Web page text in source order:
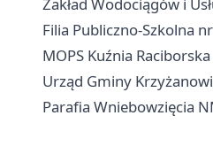
Zakład Wodociągów i
Filia Publiczno-Szkolna
MOPS Kuźnia
Urząd Gminy
Parafia Wniebowzięcia